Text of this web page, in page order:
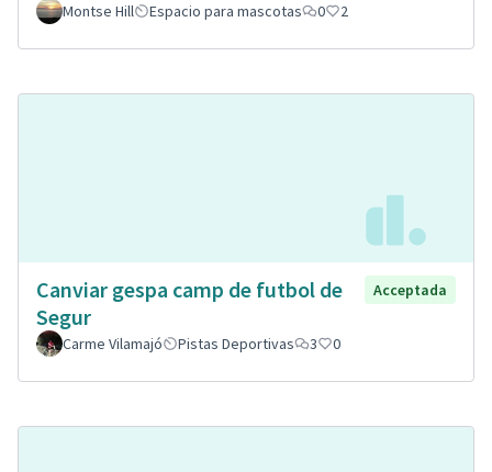
Montse Hill
Espacio para mascotas 0 2
Canviar gespa camp de futbol de
Segur
Acceptada
Carme Vilamajó Pistas Deportivas 3 0